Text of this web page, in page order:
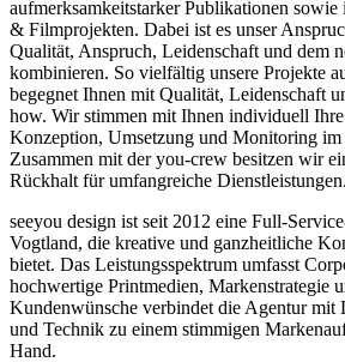
aufmerksamkeitstarker Publikationen
& Filmprojekten. Dabei ist es unser
Qualität, Anspruch, Leidenschaft und dem
kombinieren. So vielfältig unsere Projekte
begegnet Ihnen mit Qualität, Leidenschaft
how. Wir stimmen mit Ihnen individuell
Konzeption, Umsetzung und Monitoring im
Zusammen mit der you-crew besitzen wir
Rückhalt für umfangreiche Dienstleistungen.
seeyou design ist seit 2012 eine Full-
Vogtland, die kreative und ganzheitliche
bietet. Das Leistungsspektrum umfasst
hochwertige Printmedien, Markenstrategie
Kundenwünsche verbindet die Agentur mit
und Technik zu einem stimmigen
Hand.